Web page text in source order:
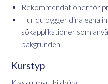
Rekommendationer för
Hur du bygger dina egna
sökapplikationer som
bakgrunden.
Kurstyp